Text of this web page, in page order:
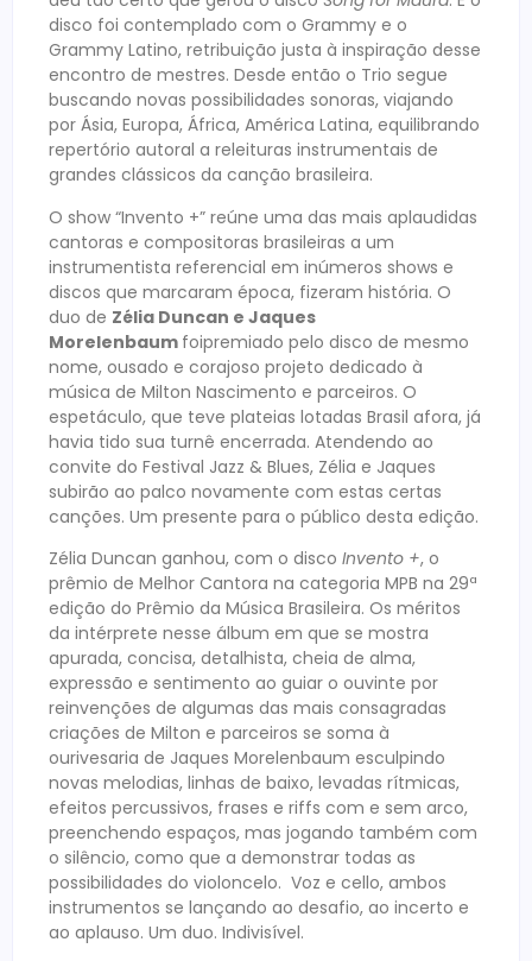
disco foi contemplado com o Grammy e o
Grammy Latino, retribuição justa à inspiração desse
encontro de mestres. Desde então o Trio segue
buscando novas possibilidades sonoras, viajando
por Ásia, Europa, África, América Latina, equilibrando
repertório autoral a releituras instrumentais de
grandes clássicos da canção brasileira.
O show “Invento +” reúne uma das mais aplaudidas
cantoras e compositoras brasileiras a um
instrumentista referencial em inúmeros shows e
discos que marcaram época, fizeram história. O
duo de Zélia Duncan e Jaques
Morelenbaum foipremiado pelo disco de mesmo
nome, ousado e corajoso projeto dedicado à
música de Milton Nascimento e parceiros. O
espetáculo, que teve plateias lotadas Brasil afora, já
havia tido sua turnê encerrada. Atendendo ao
convite do Festival Jazz & Blues, Zélia e Jaques
subirão ao palco novamente com estas certas
canções. Um presente para o público desta edição.
Zélia Duncan ganhou, com o disco Invento +, o
prêmio de Melhor Cantora na categoria MPB na 29ª
edição do Prêmio da Música Brasileira. Os méritos
da intérprete nesse álbum em que se mostra
apurada, concisa, detalhista, cheia de alma,
expressão e sentimento ao guiar o ouvinte por
reinvenções de algumas das mais consagradas
criações de Milton e parceiros se soma à
ourivesaria de Jaques Morelenbaum esculpindo
novas melodias, linhas de baixo, levadas rítmicas,
efeitos percussivos, frases e riffs com e sem arco,
preenchendo espaços, mas jogando também com
o silêncio, como que a demonstrar todas as
possibilidades do violoncelo. Voz e cello, ambos
instrumentos se lançando ao desafio, ao incerto e
ao aplauso. Um duo. Indivisível.